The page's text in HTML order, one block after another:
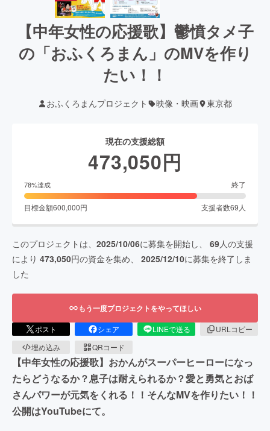
【中年女性の応援歌】鬱憤タメ子
の「おふくろまん」のMVを作り
たい！！
おふくろまんプロジェクト 映像・映画 東京都
現在の支援総額
473,050円
78%達成 終了
目標金額600,000円 支援者数69人
このプロジェクトは、 2025/10/06に募集を開始し、 69人の支援
により 473,050円の資金を集め、 2025/12/10に募集を終了しま
した
もう一度プロジェクトをやってほしい
ポスト シェア LINEで送る
URLコピー
埋め込み
QRコード
【中年女性の応援歌】おかんがスーパーヒーローになっ
たらどうなるか？息子は耐えられるか？愛と勇気とおば
さんパワーが元気をくれる！！そんなMVを作りたい！！
公開はYouTubeにて。